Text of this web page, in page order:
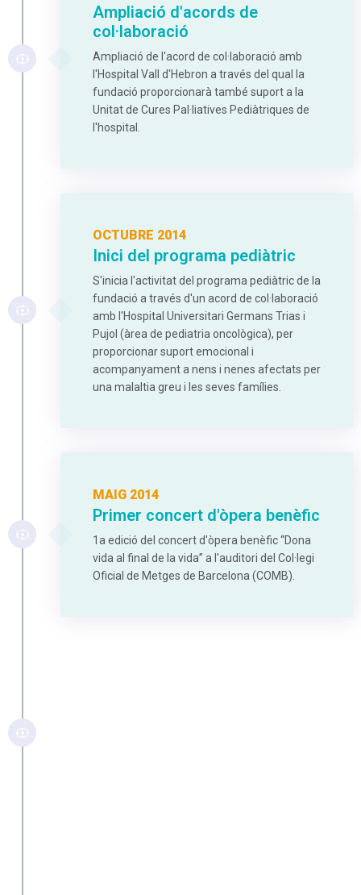
Ampliació d'acords de
col·laboració
Ampliació de l'acord de col·laboració amb
l'Hospital Vall d'Hebron a través del qual la
fundació proporcionarà també suport a la
Unitat de Cures Pal·liatives Pediàtriques de
l'hospital.
OCTUBRE 2014
Inici del programa pediàtric
S'inicia l'activitat del programa pediàtric de la
fundació a través d'un acord de col·laboració
amb l'Hospital Universitari Germans Trias i
Pujol (àrea de pediatria oncològica), per
proporcionar suport emocional i
acompanyament a nens i nenes afectats per
una malaltia greu i les seves famílies.
MAIG 2014
Primer concert d'òpera benèfic
1a edició del concert d'òpera benèfic “Dona
vida al final de la vida” a l'auditori del Col·legi
Oficial de Metges de Barcelona (COMB).